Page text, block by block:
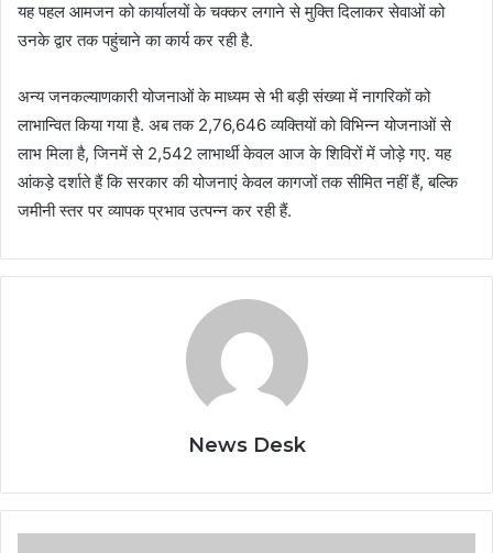
यह पहल आमजन को कार्यालयों के चक्कर लगाने से मुक्ति दिलाकर सेवाओं को
उनके द्वार तक पहुंचाने का कार्य कर रही है.
अन्य जनकल्याणकारी योजनाओं के माध्यम से भी बड़ी संख्या में नागरिकों को
लाभान्वित किया गया है. अब तक 2,76,646 व्यक्तियों को विभिन्न योजनाओं से
लाभ मिला है, जिनमें से 2,542 लाभार्थी केवल आज के शिविरों में जोड़े गए. यह
आंकड़े दर्शाते हैं कि सरकार की योजनाएं केवल कागजों तक सीमित नहीं हैं, बल्कि
जमीनी स्तर पर व्यापक प्रभाव उत्पन्न कर रही हैं.
News Desk